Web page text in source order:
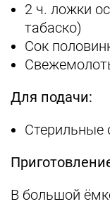
2 ч. ложки
табаско)
Сок
Для подачи:
В большой